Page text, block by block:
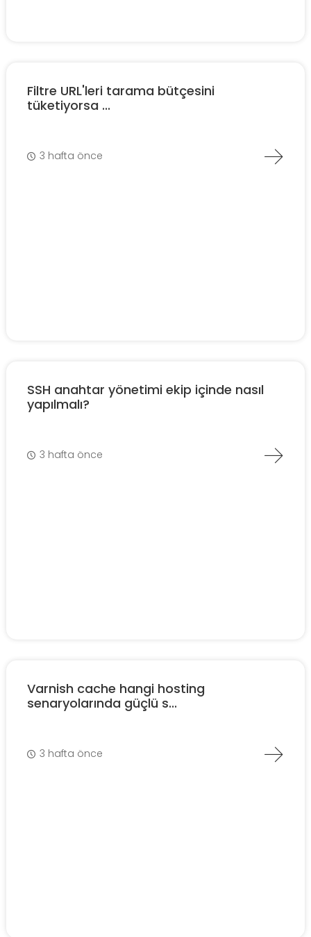
Filtre URL'leri tarama bütçesini
tüketiyorsa ...
3 hafta önce
SSH anahtar yönetimi ekip içinde nasıl
yapılmalı?
3 hafta önce
Varnish cache hangi hosting
senaryolarında güçlü s...
3 hafta önce